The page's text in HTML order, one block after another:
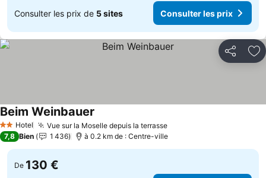
Consulter les prix de 5 sites Consulter les prix
Partager
2 Étoiles
Hotel Vue sur la Moselle depuis la terrasse
Beim Weinbauer
7,8 Bien 1 436 à 0.2 km de : Centre-ville
De 130 €